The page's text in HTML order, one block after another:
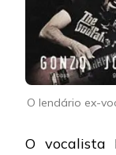
O lendário ex-
O vocalista